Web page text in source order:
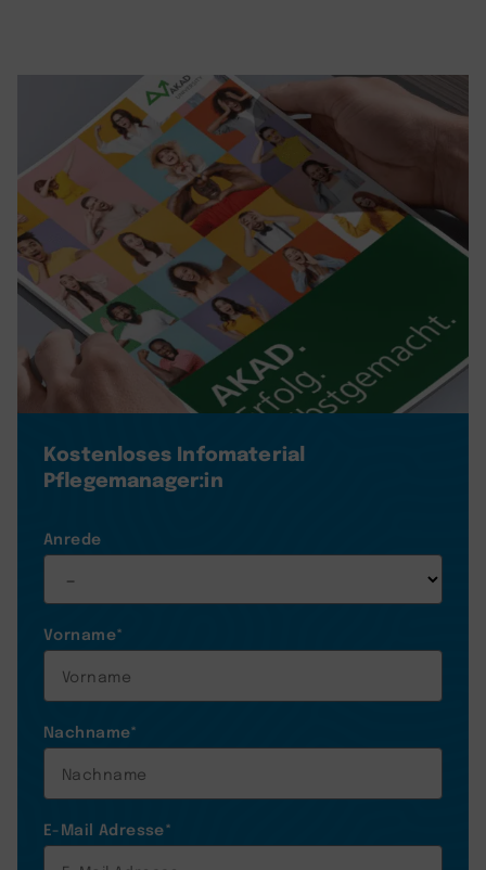
Kostenloses Infomaterial
Pflegemanager:in
Anrede
Vorname*
Nachname*
E-Mail Adresse*